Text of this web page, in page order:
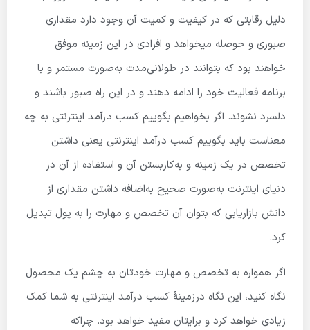
دلیل رقابتی که در کیفیت و کمیت آن وجود دارد مقداری
صبوری و حوصله میخواهد و افرادی در این زمینه موفق
خواهند بود که بتوانند در طولانی‌مدت به‌صورت مستمر و با
برنامه فعالیت خود را ادامه دهند و در این راه صبور باشند و
دلسرد نشوند. اگر بخواهیم بگوییم کسب درآمد اینترنتی به چه
معناست باید بگوییم کسب درآمد اینترنتی یعنی داشتن
تخصص در یک زمینه و به‌کاربستن آن و استفاده از آن در
دنیای اینترنت به‌صورت صحیح به‌اضافه داشتن مقداری از
دانش بازاریابی که بتوان آن تخصص و مهارت را به پول تبدیل
کرد.
اگر همواره به تخصص و مهارت خودتان به چشم یک محصول
نگاه کنید، این نگاه درزمینهٔ کسب درآمد اینترنتی به شما کمک
زیادی خواهد کرد و برایتان مفید خواهد بود. چراکه